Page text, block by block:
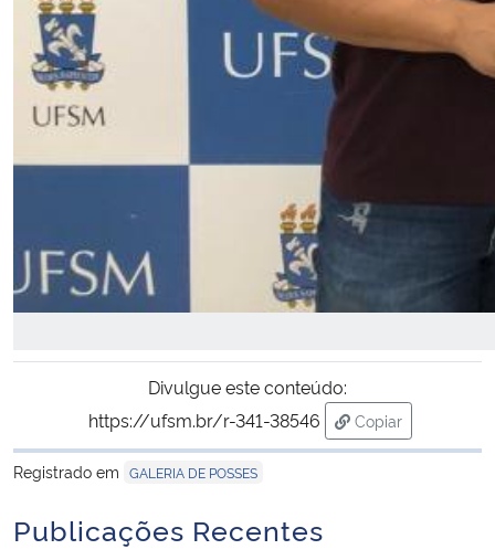
Divulgue este conteúdo:
https://ufsm.br/r-341-38546
Copiar
para área de
Registrado em GALERIA DE POSSES
Publicações Recentes